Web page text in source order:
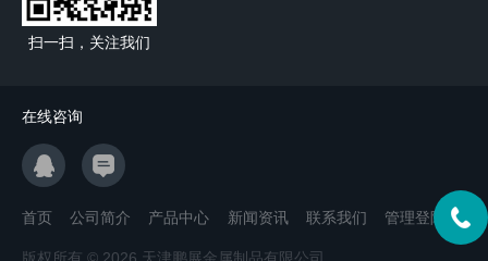
扫一扫，关注我们
在线咨询
首页 公司简介 产品中心 新闻资讯 联系我们 管理登陆
版权所有 © 2026 天津鹏展金属制品有限公司